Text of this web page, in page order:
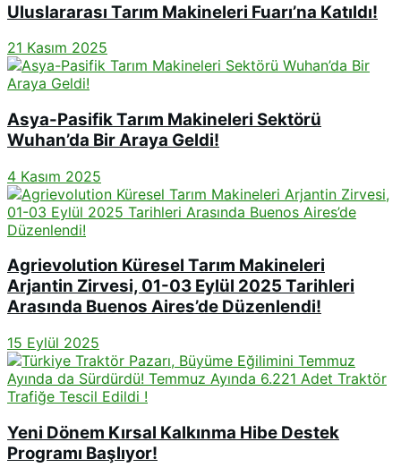
Uluslararası Tarım Makineleri Fuarı’na Katıldı!
21 Kasım 2025
Asya-Pasifik Tarım Makineleri Sektörü
Wuhan’da Bir Araya Geldi!
4 Kasım 2025
Agrievolution Küresel Tarım Makineleri
Arjantin Zirvesi, 01-03 Eylül 2025 Tarihleri
Arasında Buenos Aires’de Düzenlendi!
15 Eylül 2025
Yeni Dönem Kırsal Kalkınma Hibe Destek
Programı Başlıyor!